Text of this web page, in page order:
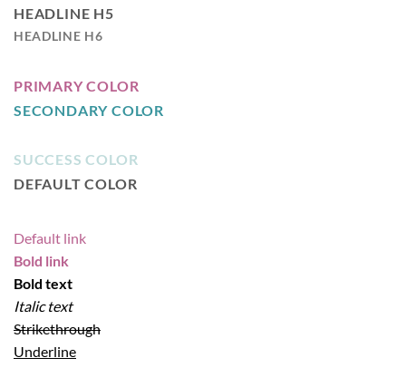
HEADLINE H5
HEADLINE H6
PRIMARY COLOR
SECONDARY COLOR
SUCCESS COLOR
DEFAULT COLOR
Default link
Bold link
Bold text
Italic text
Strikethrough
Underline